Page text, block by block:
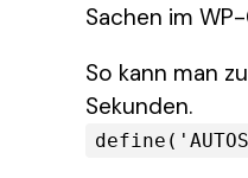
Sachen im
So kann man
Sekunden.